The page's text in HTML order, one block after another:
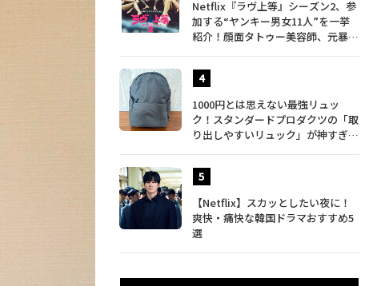
Netflix『ラヴ上等』シーズン2、参
加する“ヤンキー男女11人”を一挙
紹介！顔面タトゥー美容師、元暴走
1000円とは思えない最強リュッ
ク！スタンダードプロダクツの「取
り出しやすいリュック」が神すぎ
【Netflix】スカッとしたい夜に！
爽快・痛快な韓国ドラマおすすめ5
選